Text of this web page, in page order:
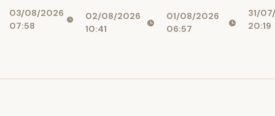
noi îi
așteaptă
intra în
03/08/2026
07:58
și bănci,
afectați de
02/08/2026
10:41
prăpastiei
financiare
01/08/2026
06:57
31/
20:19